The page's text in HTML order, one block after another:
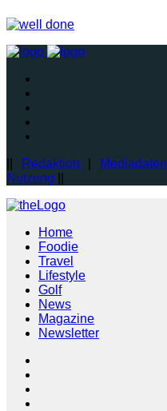
Redaktion Mediadaten
Nutzung
Home
Foodie
Travel
Lifestyle
Golf
News
Magazine
Newsletter